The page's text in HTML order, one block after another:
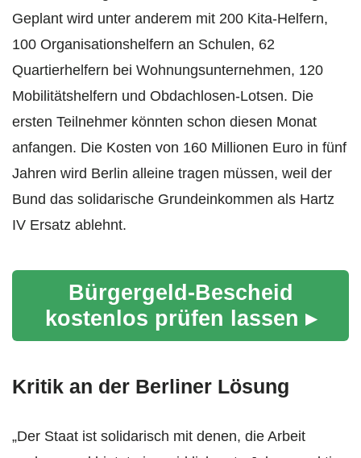
Geplant wird unter anderem mit 200 Kita-Helfern,
100 Organisationshelfern an Schulen, 62
Quartierhelfern bei Wohnungsunternehmen, 120
Mobilitätshelfern und Obdachlosen-Lotsen. Die
ersten Teilnehmer könnten schon diesen Monat
anfangen. Die Kosten von 160 Millionen Euro in fünf
Jahren wird Berlin alleine tragen müssen, weil der
Bund das solidarische Grundeinkommen als Hartz
IV Ersatz ablehnt.
Bürgergeld-Bescheid
kostenlos prüfen lassen ▸
Kritik an der Berliner Lösung
„Der Staat ist solidarisch mit denen, die Arbeit